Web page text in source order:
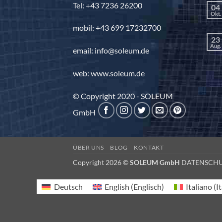
Tel: +43 7236 26200
mobil: +43 699 17232700
email: info@soleum.de
web: www.soleum.de
© Copyright 2020 - SOLEUM
GmbH
04
Okt.
23
Aug.
ÜBER UNS BLOG KONTAKT
Copyright 2026 ©SOLEUM GmbH
Deutsch English (Englisch) Italiano (